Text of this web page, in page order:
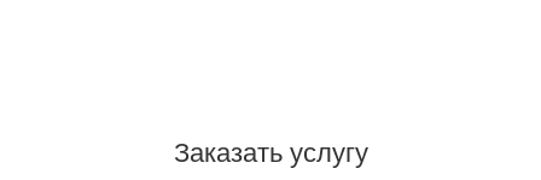
Заказать услугу